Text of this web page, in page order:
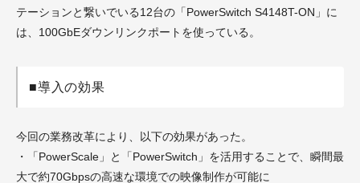
テーションと繋いでいる12台の「PowerSwitch S4148T-ON」に
は、100GbEダウンリンクポートを使っている。
■導入の効果
今回の業務改革により、以下の効果があった。
・「PowerScale」と「PowerSwitch」を活用することで、瞬間最
大で約70Gbpsの高速な環境での映像制作が可能に